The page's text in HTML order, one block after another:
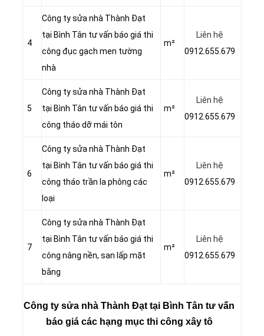
4
Công ty sửa nhà Thành Đạt
tại Bình Tân tư vấn báo giá thi
công đục gạch men tường
nhà
m²
Liên hệ
0912.655.679
5
Công ty sửa nhà Thành Đạt
tại Bình Tân tư vấn báo giá thi
công tháo dỡ mái tôn
m²
Liên hệ
0912.655.679
6
Công ty sửa nhà Thành Đạt
tại Bình Tân tư vấn báo giá thi
công tháo trần la phông các
loại
m²
Liên hệ
0912.655.679
7
Công ty sửa nhà Thành Đạt
tại Bình Tân tư vấn báo giá thi
công nâng nền, san lấp mặt
bằng
m²
Liên hệ
0912.655.679
Công ty sửa nhà Thành Đạt tại Bình Tân tư vấn
báo giá các hạng mục thi công xây tô